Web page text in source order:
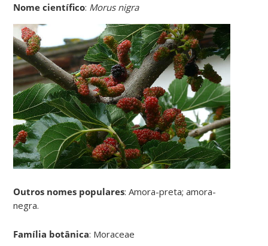
Nome científico: Morus nigra
Outros nomes populares: Amora-preta; amora-
negra.
Família botânica: Moraceae